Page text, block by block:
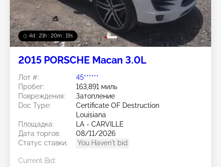
4d : 21h : 20m : 15s
2015 PORSCHE Macan 3.0L
Лот #:
45******
Пробег:
163,891 миль
Повреждения:
Затопление
Doc Type:
Certificate OF Destruction
Louisiana
Площадка:
LA - CARVILLE
Дата торгов:
08/11/2026
Статус ставки:
You Haven't bid
Current Bid: